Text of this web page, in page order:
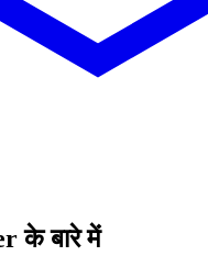
के बारे में